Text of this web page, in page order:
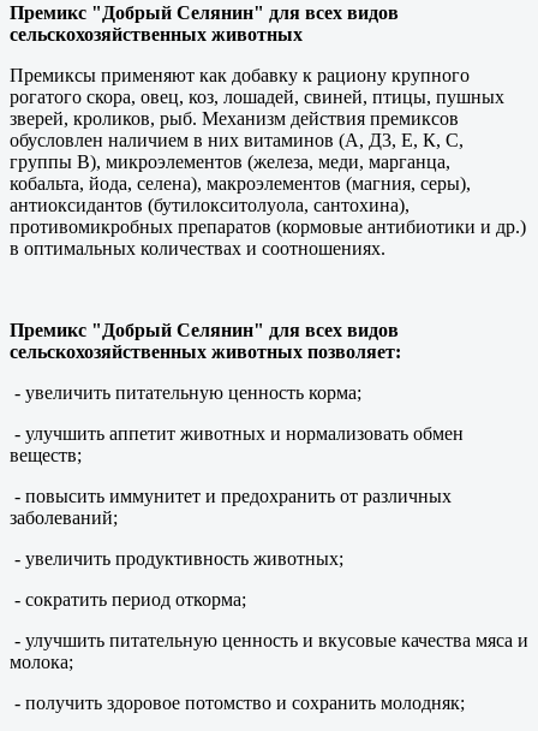
Премикс "Добрый Селянин" для всех видов
сельскохозяйственных животных
Премиксы применяют как добавку к рациону крупного
рогатого скора, овец, коз, лошадей, свиней, птицы, пушных
зверей, кроликов, рыб. Механизм действия премиксов
обусловлен наличием в них витаминов (А, Д3, Е, К, С,
группы В), микроэлементов (железа, меди, марганца,
кобальта, йода, селена), макроэлементов (магния, серы),
антиоксидантов (бутилокситолуола, сантохина),
противомикробных препаратов (кормовые антибиотики и др.)
в оптимальных количествах и соотношениях.
Премикс "Добрый Селянин" для всех видов
сельскохозяйственных животных позволяет:
- увеличить питательную ценность корма;
- улучшить аппетит животных и нормализовать обмен
веществ;
- повысить иммунитет и предохранить от различных
заболеваний;
- увеличить продуктивность животных;
- сократить период откорма;
- улучшить питательную ценность и вкусовые качества мяса и
молока;
- получить здоровое потомство и сохранить молодняк;